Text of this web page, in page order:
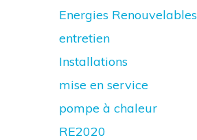
Energies Renouvelables
entretien
Installations
mise en service
pompe à chaleur
RE2020